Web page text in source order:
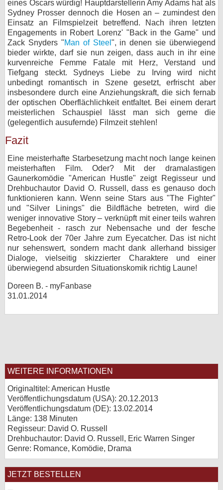
eines Oscars würdig! Hauptdarstellerin Amy Adams hat als
Sydney Prosser dennoch die Hosen an – zumindest den
Einsatz an Filmspielzeit betreffend. Nach ihren letzten
Engagements in Robert Lorenz' "Back in the Game" und
Zack Snyders "Man of Steel ", in denen sie überwiegend
bieder wirkte, darf sie nun zeigen, dass auch in ihr eine
kurvenreiche Femme Fatale mit Herz, Verstand und
Tiefgang steckt. Sydneys Liebe zu Irving wird nicht
unbedingt romantisch in Szene gesetzt, erfrischt aber
insbesondere durch eine Anziehungskraft, die sich fernab
der optischen Oberflächlichkeit entfaltet. Bei einem derart
meisterlichen Schauspiel lässt man sich gerne die
(gelegentlich ausufernde) Filmzeit stehlen!
Fazit
Eine meisterhafte Starbesetzung macht noch lange keinen
meisterhaften Film. Oder? Mit der dramalastigen
Gaunerkomödie "American Hustle" zeigt Regisseur und
Drehbuchautor David O. Russell, dass es genauso doch
funktionieren kann. Wenn seine Stars aus "The Fighter"
und "Silver Linings" die Bildfläche betreten, wird die
weniger innovative Story – verknüpft mit einer teils wahren
Begebenheit - rasch zur Nebensache und der fesche
Retro-Look der 70er Jahre zum Eyecatcher. Das ist nicht
nur sehenswert, sondern macht dank allerhand bissiger
Dialoge, vielseitig skizzierter Charaktere und einer
überwiegend absurden Situationskomik richtig Laune!
Doreen B. - myFanbase
31.01.2014
WEITERE INFORMATIONEN
Originaltitel: American Hustle
Veröffentlichungsdatum (USA): 20.12.2013
Veröffentlichungsdatum (DE): 13.02.2014
Länge: 138 Minuten
Regisseur: David O. Russell
Drehbuchautor: David O. Russell, Eric Warren Singer
Genre: Romance, Komödie, Drama
JETZT BESTELLEN